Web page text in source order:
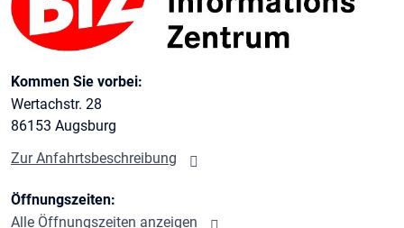
Kontaktinformationen
Kommen Sie vorbei:
Wertachstr. 28
86153 Augsburg
Zur Anfahrtsbeschreibung
Öffnungszeiten:
Alle Öffnungszeiten anzeigen